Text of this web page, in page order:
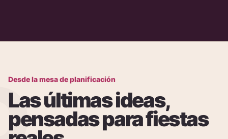
Desde la mesa de planificación
Las últimas ideas,
pensadas para fiestas